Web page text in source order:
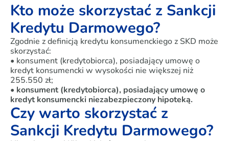
Kto może skorzystać z Sankcji
Kredytu Darmowego?
Zgodnie z definicją kredytu konsumenckiego z SKD może
skorzystać:
• konsument (kredytobiorca), posiadający umowę o
kredyt konsumencki w wysokości nie większej niż
255.550 zł;
• konsument (kredytobiorca), posiadający umowę o
kredyt konsumencki niezabezpieczony hipoteką.
Czy warto skorzystać z
Sankcji Kredytu Darmowego?